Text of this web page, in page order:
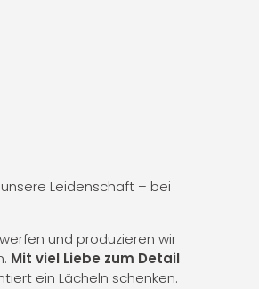
Leidenschaft – bei
und produzieren wir
Mit viel Liebe zum Detail
ein Lächeln schenken.